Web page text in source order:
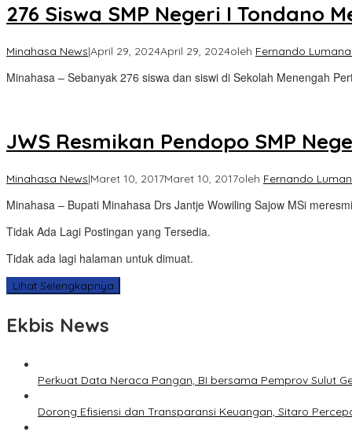
276 Siswa SMP Negeri I Tondano
Minahasa News|April 29, 2024April 29, 2024oleh Fernando
Minahasa – Sebanyak 276 siswa dan siswi di Sekolah Menengah
JWS Resmikan Pendopo SMP
Minahasa News|Maret 10, 2017Maret 10, 2017oleh Fernando
Minahasa – Bupati Minahasa Drs Jantje Wowiling Sajow MSi
Tidak Ada Lagi Postingan yang Tersedia.
Tidak ada lagi halaman untuk dimuat.
Lihat Selengkapnya
Ekbis News
Perkuat Data Neraca Pangan, BI bersama Pemprov Sulut
Dorong Efisiensi dan Transparansi Keuangan, Sitaro